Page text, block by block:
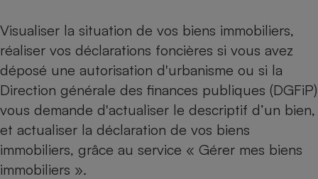
Visualiser la situation de vos biens immobiliers,
réaliser vos déclarations foncières si vous avez
déposé une autorisation d'urbanisme ou si la
Direction générale des finances publiques (DGFiP)
vous demande d'actualiser le descriptif d’un bien,
et actualiser la déclaration de vos biens
immobiliers, grâce au service « Gérer mes biens
immobiliers ».